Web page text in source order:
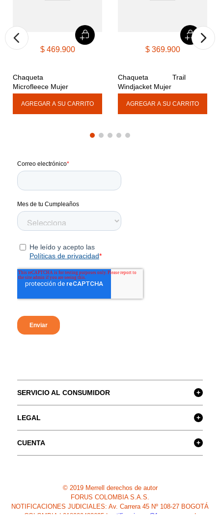
$ 469.900
Chaqueta
Microfleece Mujer
$ 369.900
Chaqueta Trail
Windjacket Mujer
SERVICIO AL CONSUMIDOR +
LEGAL +
CUENTA +
© 2019 Merrell derechos de autor
FORUS COLOMBIA S.A.S.
NOTIFICACIONES JUDICIALES: Av. Carrera 45 Nº 108-27 BOGOTÁ
COLOMBIA | 018000423625 |
notificaciones@forus.com.co |